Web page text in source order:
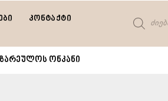
კონტაქტი
ონკანი